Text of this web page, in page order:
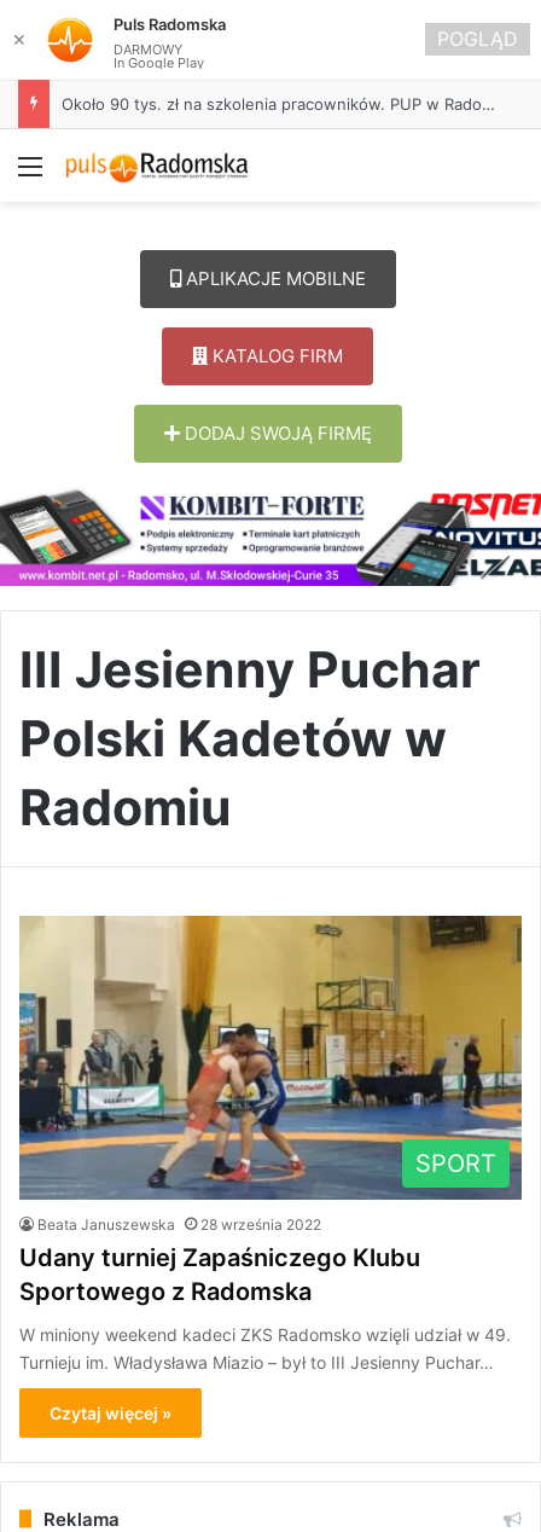
Około 90 tys. zł na szkolenia pracowników. PUP w Radomsku ogłasza nabór wniosków
Menu
APLIKACJE MOBILNE
KATALOG FIRM
DODAJ SWOJĄ FIRMĘ
III Jesienny Puchar
Polski Kadetów w
Radomiu
SPORT
Beata Januszewska 28 września 2022
Udany turniej Zapaśniczego Klubu
Sportowego z Radomska
W miniony weekend kadeci ZKS Radomsko wzięli udział w 49.
Turnieju im. Władysława Miazio – był to III Jesienny Puchar…
Czytaj więcej »
Reklama
✕
Puls Radomska
DARMOWY
In Google Play
POGLĄD